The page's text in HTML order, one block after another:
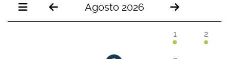
Agosto 2026
1 2